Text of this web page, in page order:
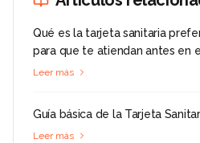
Qué es la tarjeta sanitaria
para que te atiendan antes en
Leer más
Guía básica de la Tarjeta
Leer más